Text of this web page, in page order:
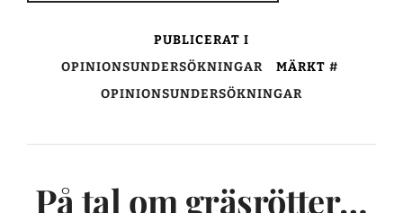
PUBLICERAT I
OPINIONSUNDERSÖKNINGAR
MÄRKT
OPINIONSUNDERSÖKNINGAR
På tal om gräsrötter…